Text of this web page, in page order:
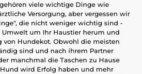
viele wichtige Dinge wie
Versorgung, aber vergessen wir
die nicht weniger wichtig sind -
um Ihr Haustier herum und
von Hundekot. Obwohl die meisten
sind und nach ihrem Partner
manchmal die Taschen zu Hause
wird Erfolg haben und mehr